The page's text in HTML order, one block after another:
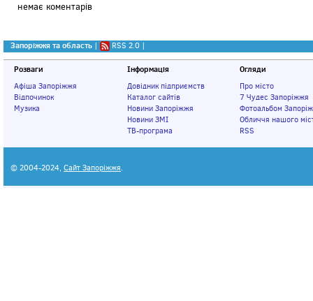
немає коментарів
Запоріжжя та область | RSS 2.0 |
Розваги
Афіша Запоріжжя
Відпочинок
Музика
Інформація
Довідник підприємств
Каталог сайтів
Новини Запоріжжя
Новини ЗМІ
ТВ-програма
Огляди
Про місто
7 Чудес Запоріжжя
Фотоальбом
Обличчя нашого
RSS
© 2004-2024, Сайт Запоріжжя.